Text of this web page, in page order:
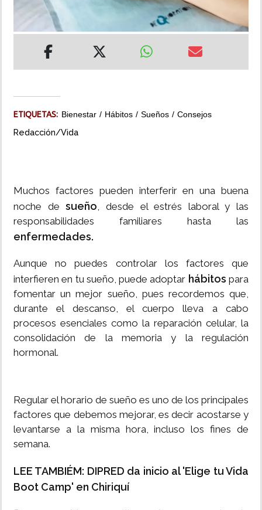
MULTIMEDIA
IMPRESO
ETIQUETAS: Bienestar Hábitos Sueños Consejos
Redacción/Vida
Muchos factores pueden interferir en una buena
noche desueño, desde el estrés laboral y las
responsabilidades familiares hasta las
enfermedades.
Aunque no puedes controlar los factores que
interfieren en tu sueño, puede adoptar hábitospara
fomentar un mejor sueño, pues recordemos que,
durante el descanso, el cuerpo lleva a cabo
procesos esenciales como la reparación celular, la
consolidación de la memoria y la regulación
hormonal.
Regular el horario de sueño es uno de los principales
factores que debemos mejorar, es decir acostarse y
levantarse a la misma hora, incluso los fines de
semana.
LEE TAMBIÉM: DIPRED da inicio al 'Elige tu Vida
Boot Camp' en Chiriquí